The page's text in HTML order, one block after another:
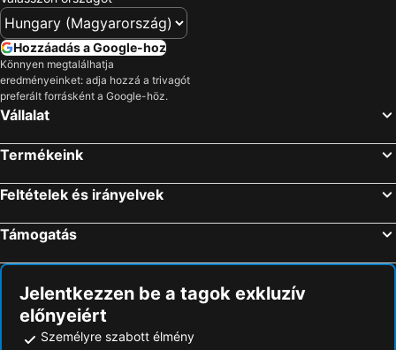
Hozzáadás a Google-hoz
Könnyen megtalálhatja
eredményeinket: adja hozzá a trivagót
preferált forrásként a Google-höz.
Vállalat
Termékeink
Feltételek és irányelvek
Támogatás
Jelentkezzen be a tagok exkluzív
előnyeiért
Személyre szabott élmény